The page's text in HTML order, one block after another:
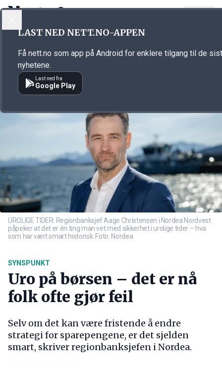
Annonsørinnhold
UROLIGE TIDER: Regionbanksjef Aage Christensen i Nordea Nordvest
påpeker at det er én ting man vet med sikkerhet i urolige tider – hva
som har vært smart historisk. Foto: Nordea
SYNSPUNKT
Uro på børsen – det er nå
folk ofte gjør feil
Selv om det kan være fristende å endre
strategi for sparepengene, er det sjelden
smart, skriver regionbanksjefen i Nordea.
LAST NED NETT.NO-APPEN
Få nett.no som app på Android for enklere tilgang til de
nyhetene.
Last ned fra
Google Play